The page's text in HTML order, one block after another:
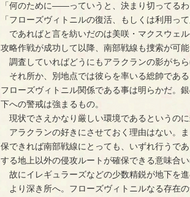
「何のために――っていうと、決まり切ってるわ
「フローズヴィトニルの復活、もしくは利用って
であればと言を紡いだのは美咲・マクスウェ
攻略作戦が成功して以降、南部戦線も捜索が可
調査していればどうにもアラクランの影がちら
それ所か、別地点では彼らを率いる総帥であ
フローズヴィトニル関係である事は明らかだ。
下への警戒は強まるもの。
現状でさえかなり厳しい環境であるというのに
アラクランの好きにさせておく理由はない。
保できれば南部戦線にとっても、いずれ行うで
する地上以外の侵攻ルートが確保できる意味合い
故にイレギュラーズなどの少数精鋭が地下を
より深き所へ。フローズヴィトニルなる存在